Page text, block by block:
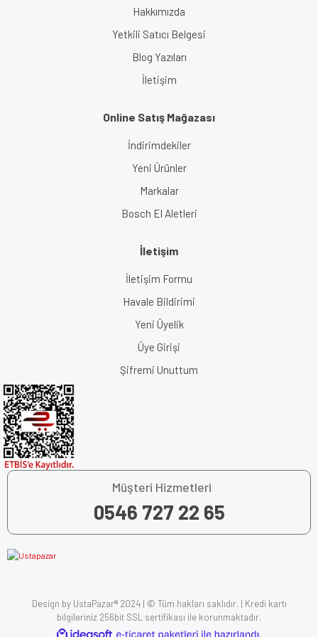
Hakkımızda
Yetkili Satıcı Belgesi
Blog Yazıları
İletişim
Online Satış Mağazası
İndirimdekiler
Yeni Ürünler
Markalar
Bosch El Aletleri
İletişim
İletişim Formu
Havale Bildirimi
Yeni Üyelik
Üye Girişi
Şifremi Unuttum
Müşteri Hizmetleri
0546 727 22 65
Design by UstaPazar® 2024 | © Tüm hakları saklıdır. | Kredi kartı
bilgileriniz 256bit SSL sertifikası ile korunmaktadır.
ideasoft e-